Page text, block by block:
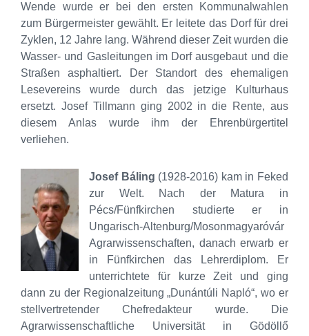
Wende wurde er bei den ersten Kommunalwahlen
zum Bürgermeister gewählt. Er leitete das Dorf für drei
Zyklen, 12 Jahre lang. Während dieser Zeit wurden die
Wasser- und Gasleitungen im Dorf ausgebaut und die
Straßen asphaltiert. Der Standort des ehemaligen
Lesevereins wurde durch das jetzige Kulturhaus
ersetzt. Josef Tillmann ging 2002 in die Rente, aus
diesem Anlas wurde ihm der Ehrenbürgertitel
verliehen.
Josef Báling (1928-2016) kam in Feked
zur Welt. Nach der Matura in
Pécs/Fünfkirchen studierte er in
Ungarisch-Altenburg/Mosonmagyaróvár
Agrarwissenschaften, danach erwarb er
in Fünfkirchen das Lehrerdiplom. Er
unterrichtete für kurze Zeit und ging
dann zu der Regionalzeitung „Dunántúli Napló“, wo er
stellvertretender Chefredakteur wurde. Die
Agrarwissenschaftliche Universität in Gödöllő